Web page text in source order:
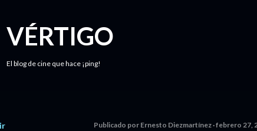
VÉRTIGO
El blog de cine que hace ¡ping!
Publicado por Ernesto Diezmartínez febrero 27,